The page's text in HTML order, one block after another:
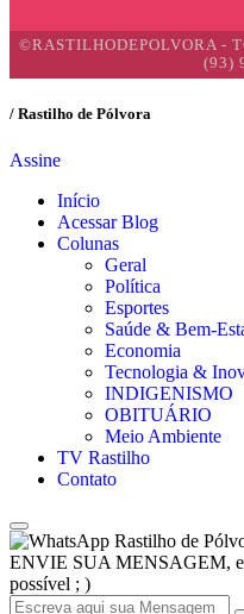
©RASTILHODEPOLVORA -
(93)
/ Rastilho de Pólvora
Assine
Início
Acessar Blog
Colunas
Geral
Política
Esportes
Saúde & Bem-
Economia
Tecnologia &
INDIGENISMO
OBITUÁRIO
Meio Ambiente
TV Rastilho
Contato
Rastilho de
ENVIE SUA MENSAGEM,
possível ; )